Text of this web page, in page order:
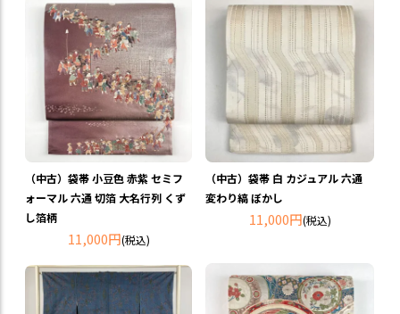
（中古）袋帯 小豆色 赤紫 セミフ
ォーマル 六通 切箔 大名行列 くず
し箔柄
11,000円(税込)
（中古）袋帯 白 カジュアル 六通
変わり縞 ぼかし
11,000円(税込)